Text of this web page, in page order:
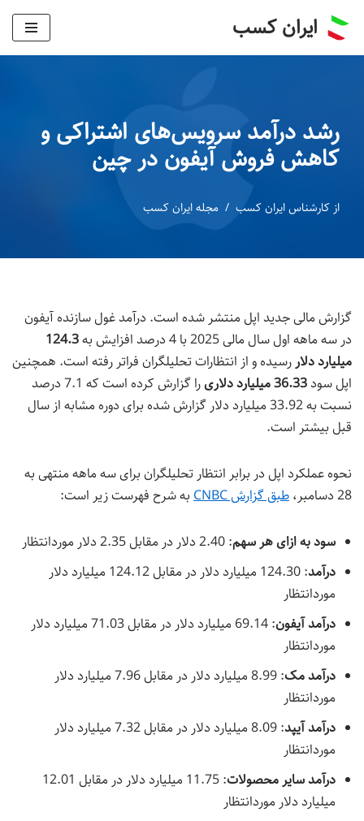
پرش
ایران کسب
رشد درآمد سرویس‌های اشتراکی و
کاهش فروش آیفون در چین
از کارشناس ایران کسب مجله ایران کسب
گزارش مالی جدید اپل منتشر شده است. درآمد غول سازنده آیفون
در سه ماهه اول سال مالی 2025 با 4 درصد افزایش به
124.3
میلیارد دلاررسیده و از انتظارات تحلیلگران فراتر رفته است. همچنین
اپل سود36.33 میلیارد دلاری
را گزارش کرده است که 7.1 درصد
نسبت به 33.92 میلیارد دلار گزارش شده برای دوره مشابه از سال
قبل بیشتر است.
نحوه عملکرد اپل در برابر انتظار تحلیلگران برای سه ماهه منتهی به
28 دسامبر،
طبق گزارش CNBC به شرح فهرست زیر است:
سود به ازای هر سهم: 2.40 دلار در مقابل 2.35 دلار موردانتظار
درآمد
: 124.30 میلیارد دلار در مقابل 124.12 میلیارد دلار
موردانتظار
درآمد آیفون
: 69.14 میلیارد دلار در مقابل 71.03 میلیارد دلار
موردانتظار
درآمد مک
: 8.99 میلیارد دلار در مقابل 7.96 میلیارد دلار
موردانتظار
درآمد آیپد
: 8.09 میلیارد دلار در مقابل 7.32 میلیارد دلار
موردانتظار
درآمد سایر محصولات
: 11.75 میلیارد دلار در مقابل 12.01
میلیارد دلار موردانتظار